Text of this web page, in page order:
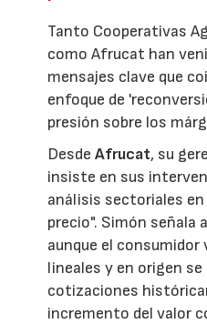
Tanto Cooperativas
como Afrucat han
mensajes clave que
enfoque de
presión sobre los
DesdeAfrucat, su
insiste en sus
análisis sectoriales en
precio". Simón señala
aunque el
lineales y en origen
cotizaciones
incremento del valor